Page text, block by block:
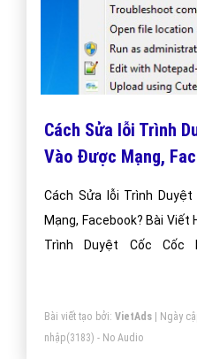
Cách Sửa lỗi Trình
Vào Được Mạng,
Cách Sửa lỗi Trình
Mạng, Facebook? Bài Viết Hay Chia Sẻ Về Cách Sửa lỗi
Trình Duyệt Cốc Cốc
Bài viết tạo bởi: VietAds| Ngày
nhập(3183) - No Audio